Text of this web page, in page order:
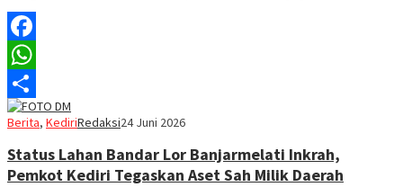
Facebook
WhatsApp
Share
Berita, KediriRedaksi24 Juni 2026
Status Lahan Bandar Lor Banjarmelati Inkrah,
Pemkot Kediri Tegaskan Aset Sah Milik Daerah